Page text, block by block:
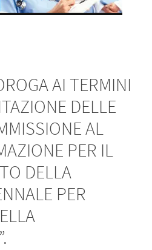
AI TERMINI
DELLE
AL
PER IL
DELLA
PER